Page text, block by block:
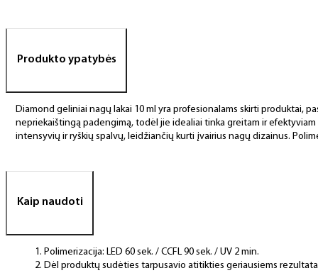
Produkto ypatybės
Diamond geliniai nagų lakai 10 ml yra profesionalams skirti produktai,
nepriekaištingą padengimą, todėl jie idealiai tinka greitam ir
intensyvių ir ryškių spalvų, leidžiančių kurti įvairius nagų dizainus.
Kaip naudoti
Polimerizacija: LED 60 sek. / CCFL 90 sek. / UV 2 min.
Dėl produktų sudėties tarpusavio atitikties geriausiems